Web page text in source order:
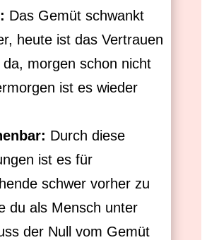
Das Gemüt schwankt
heute ist das Vertrauen
da, morgen schon nicht
ist es wieder
Durch diese
ist es für
schwer vorher zu
du als Mensch unter
der Null vom Gemüt